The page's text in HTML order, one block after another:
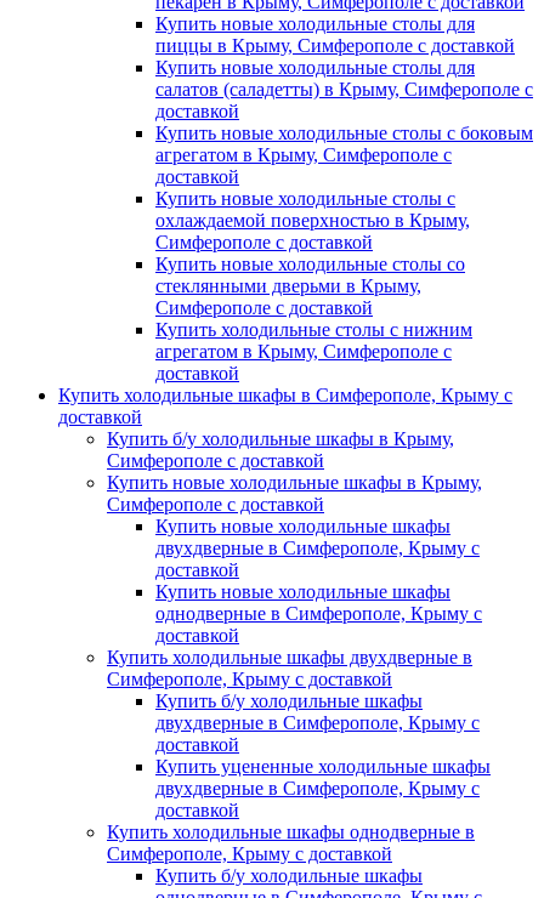
Купить новые холодильные столы для
пиццы в Крыму, Симферополе с доставкой
Купить новые холодильные столы для
салатов (саладетты) в Крыму, Симферополе с
доставкой
Купить новые холодильные столы с боковым
агрегатом в Крыму, Симферополе с
доставкой
Купить новые холодильные столы с
охлаждаемой поверхностью в Крыму,
Симферополе с доставкой
Купить новые холодильные столы со
стеклянными дверьми в Крыму,
Симферополе с доставкой
Купить холодильные столы с нижним
агрегатом в Крыму, Симферополе с
доставкой
Купить холодильные шкафы в Симферополе, Крыму с
доставкой
Купить б/у холодильные шкафы в Крыму,
Симферополе с доставкой
Купить новые холодильные шкафы в Крыму,
Симферополе с доставкой
Купить новые холодильные шкафы
двухдверные в Симферополе, Крыму с
доставкой
Купить новые холодильные шкафы
однодверные в Симферополе, Крыму с
доставкой
Купить холодильные шкафы двухдверные в
Симферополе, Крыму с доставкой
Купить б/у холодильные шкафы
двухдверные в Симферополе, Крыму с
доставкой
Купить уцененные холодильные шкафы
двухдверные в Симферополе, Крыму с
доставкой
Купить холодильные шкафы однодверные в
Симферополе, Крыму с доставкой
Купить б/у холодильные шкафы